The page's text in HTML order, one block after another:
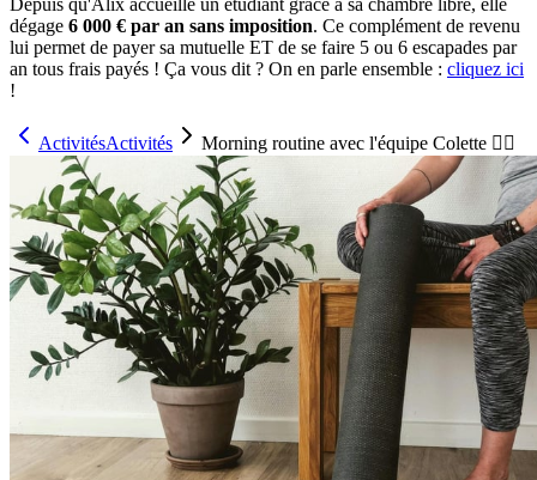
Depuis qu'Alix accueille un étudiant grâce à sa chambre libre, elle
dégage 6 000 € par an sans imposition. Ce complément de revenu
lui permet de payer sa mutuelle ET de se faire 5 ou 6 escapades par
an tous frais payés ! Ça vous dit ? On en parle ensemble : cliquez ici
!
ActivitésActivités Morning routine avec l'équipe Colette 🏋️‍♂️